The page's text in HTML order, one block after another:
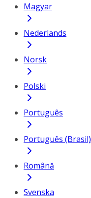
Magyar
Nederlands
Norsk
Polski
Português
Português (Brasil)
Română
Svenska